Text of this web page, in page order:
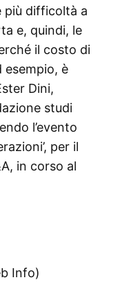
più difficoltà a
e, quindi, le
il costo di
esempio, è
Dini,
studi
l’evento
per il
in corso al
Info)